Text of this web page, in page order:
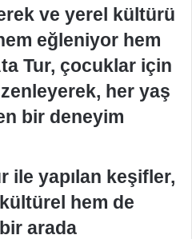
ve yerel kültürü
eğleniyor hem
Tur, çocuklar için
her yaş
bir deneyim
ile yapılan keşifler,
kültürel hem de
arada